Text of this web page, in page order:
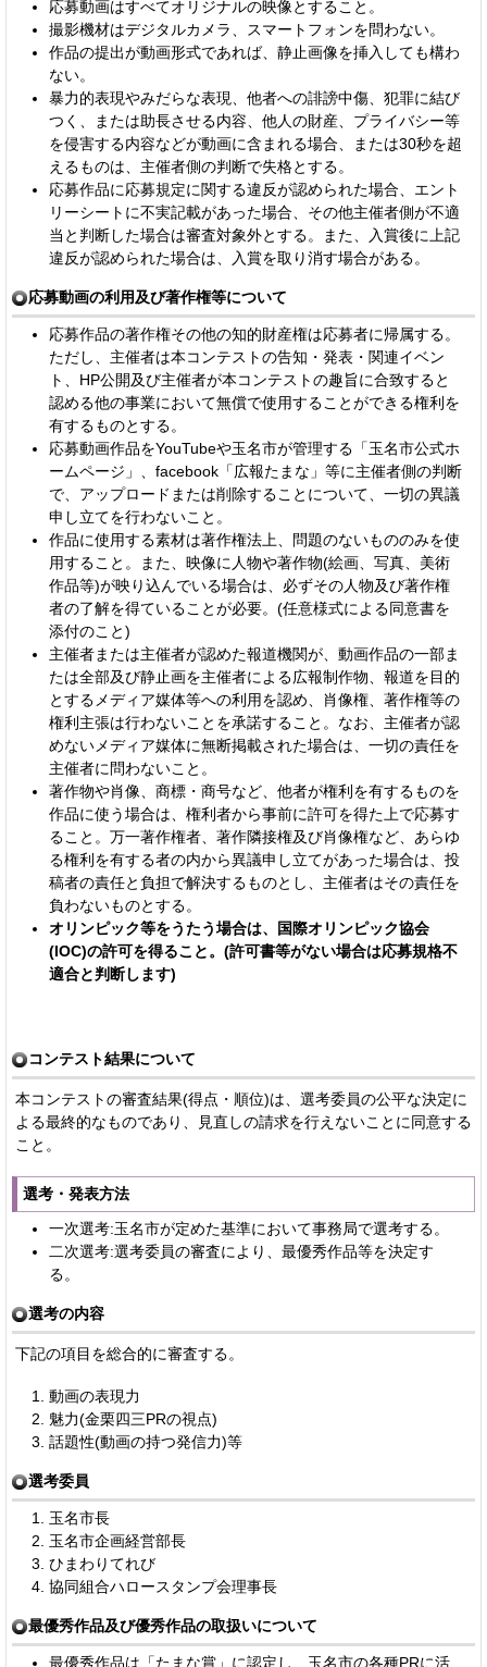
応募動画はすべてオリジナルの映像とすること。
撮影機材はデジタルカメラ、スマートフォンを問わない。
作品の提出が動画形式であれば、静止画像を挿入しても構わ
ない。
暴力的表現やみだらな表現、他者への誹謗中傷、犯罪に結び
つく、または助長させる内容、他人の財産、プライバシー等
を侵害する内容などが動画に含まれる場合、または30秒を超
えるものは、主催者側の判断で失格とする。
応募作品に応募規定に関する違反が認められた場合、エント
リーシートに不実記載があった場合、その他主催者側が不適
当と判断した場合は審査対象外とする。また、入賞後に上記
違反が認められた場合は、入賞を取り消す場合がある。
応募動画の利用及び著作権等について
応募作品の著作権その他の知的財産権は応募者に帰属する。
ただし、主催者は本コンテストの告知・発表・関連イベン
ト、HP公開及び主催者が本コンテストの趣旨に合致すると
認める他の事業において無償で使用することができる権利を
有するものとする。
応募動画作品をYouTubeや玉名市が管理する「玉名市公式ホ
ームページ」、facebook「広報たまな」等に主催者側の判断
で、アップロードまたは削除することについて、一切の異議
申し立てを行わないこと。
作品に使用する素材は著作権法上、問題のないもののみを使
用すること。また、映像に人物や著作物(絵画、写真、美術
作品等)が映り込んでいる場合は、必ずその人物及び著作権
者の了解を得ていることが必要。(任意様式による同意書を
添付のこと)
主催者または主催者が認めた報道機関が、動画作品の一部ま
たは全部及び静止画を主催者による広報制作物、報道を目的
とするメディア媒体等への利用を認め、肖像権、著作権等の
権利主張は行わないことを承諾すること。なお、主催者が認
めないメディア媒体に無断掲載された場合は、一切の責任を
主催者に問わないこと。
著作物や肖像、商標・商号など、他者が権利を有するものを
作品に使う場合は、権利者から事前に許可を得た上で応募す
ること。万一著作権者、著作隣接権及び肖像権など、あらゆ
る権利を有する者の内から異議申し立てがあった場合は、投
稿者の責任と負担で解決するものとし、主催者はその責任を
負わないものとする。
オリンピック等をうたう場合は、国際オリンピック協会
(IOC)の許可を得ること。(許可書等がない場合は応募規格不
適合と判断します)
コンテスト結果について
本コンテストの審査結果(得点・順位)は、選考委員の公平な決定に
よる最終的なものであり、見直しの請求を行えないことに同意する
こと。
選考・発表方法
一次選考:玉名市が定めた基準において事務局で選考する。
二次選考:選考委員の審査により、最優秀作品等を決定す
る。
選考の内容
下記の項目を総合的に審査する。
動画の表現力
魅力(金栗四三PRの視点)
話題性(動画の持つ発信力)等
選考委員
玉名市長
玉名市企画経営部長
ひまわりてれび
協同組合ハロースタンプ会理事長
最優秀作品及び優秀作品の取扱いについて
最優秀作品は「たまな賞」に認定し、玉名市の各種PRに活